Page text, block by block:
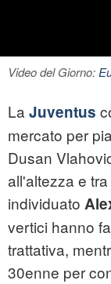
Video del Giorno:
La Juventus
mercato per
Dusan
all'altezza e
individuato
vertici hanno
trattativa,
30enne per